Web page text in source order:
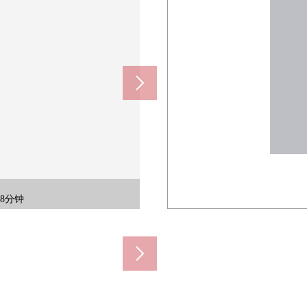
分钟
好♪间的建设。
楼梯
对讲机。
用的开放式厨房。
片中的家具、供给品。)
洗台
照片中的家具、供给品。)
东西的浴室暖气烘干机
马桶座舒适地可以使用。
纳
纳
多功能室
家庭菜园♪
※季节气候的)
递柜。
约560m)
600m)
(约850m)